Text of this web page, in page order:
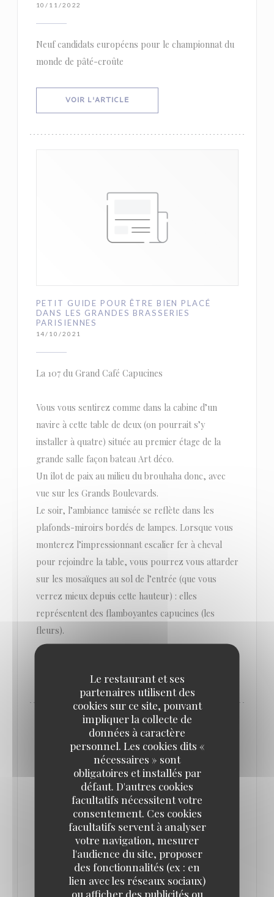
Le restaurant et ses
partenaires utilisent des
cookies sur ce site, pouvant
impliquer la collecte de
données à caractère
personnel. Les cookies dits «
nécessaires » sont
obligatoires et installés par
défaut. D'autres cookies
facultatifs nécessitent votre
consentement. Ces cookies
facultatifs servent à analyser
votre navigation, mesurer
l'audience du site, proposer
des fonctionnalités (ex : en
lien avec les réseaux sociaux)
ou afficher des publicités ou
10/11/2022
Neuf candidats européens pour le championnat du
monde de pâté-croûte
VOIR L'ARTICLE((OUVRE UNE NOUVELLE FENÊTRE))
PETIT GUIDE POUR ÊTRE BIEN PLACÉ
DANS LES GRANDES BRASSERIES
PARISIENNES
14/10/2021
La 107 du Grand Café Capucines
Vous vous sentirez comme dans la cabine d’un
navire à cette table de deux (on pourrait s’y
installer à quatre) située au premier étage de la
grande salle façon bateau Art déco.
Un îlot de paix au milieu du brouhaha donc, avec
vue sur les Grands Boulevards.
Le soir, l’ambiance tamisée se reflète dans les
plafonds-miroirs bordés de lampes. Lorsque vous
monterez l’impressionnant escalier fer à cheval
pour rejoindre la table, vous pourrez vous attarder
sur les mosaïques au sol de l’entrée (que vous
verrez mieux depuis cette hauteur) : elles
représentent des flamboyantes capucines (les
fleurs).
LE GRAND CAFÉ CAPUCINES, LE
RENOUVEAU
29/01/2020